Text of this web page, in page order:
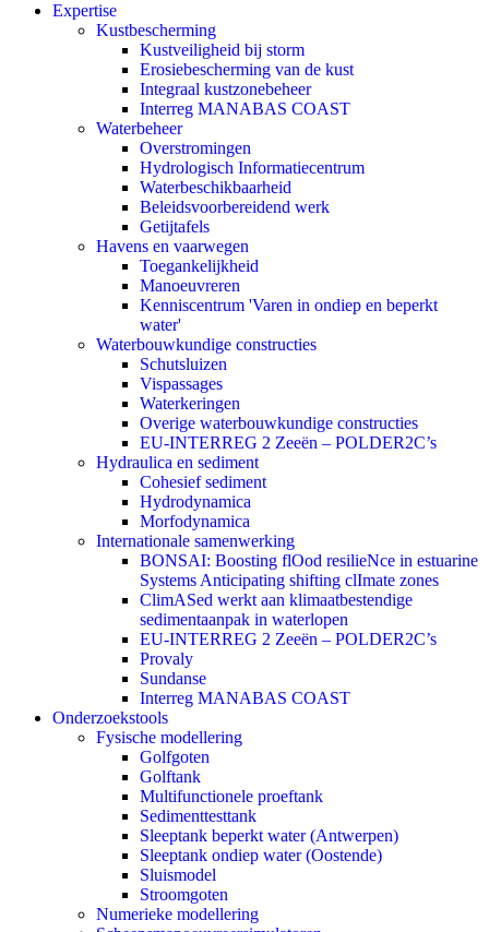
Expertise
Kustbescherming
Kustveiligheid bij storm
Erosiebescherming van de kust
Integraal kustzonebeheer
Interreg MANABAS COAST
Waterbeheer
Overstromingen
Hydrologisch Informatiecentrum
Waterbeschikbaarheid
Beleidsvoorbereidend werk
Getijtafels
Havens en vaarwegen
Toegankelijkheid
Manoeuvreren
Kenniscentrum 'Varen in ondiep en beperkt
water'
Waterbouwkundige constructies
Schutsluizen
Vispassages
Waterkeringen
Overige waterbouwkundige constructies
EU-INTERREG 2 Zeeën – POLDER2C’s
Hydraulica en sediment
Cohesief sediment
Hydrodynamica
Morfodynamica
Internationale samenwerking
BONSAI: Boosting flOod resilieNce in estuarine
Systems Anticipating shifting clImate zones
ClimASed werkt aan klimaatbestendige
sedimentaanpak in waterlopen
EU-INTERREG 2 Zeeën – POLDER2C’s
Provaly
Sundanse
Interreg MANABAS COAST
Onderzoekstools
Fysische modellering
Golfgoten
Golftank
Multifunctionele proeftank
Sedimenttesttank
Sleeptank beperkt water (Antwerpen)
Sleeptank ondiep water (Oostende)
Sluismodel
Stroomgoten
Numerieke modellering